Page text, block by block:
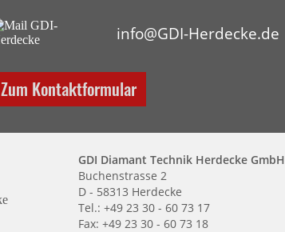
info@GDI-Herdecke.de
Zum Kontaktformular
GDI Diamant Technik Herdecke GmbH
Buchenstrasse 2
D - 58313 Herdecke
Tel.: +49 23 30 - 60 73 17
Fax: +49 23 30 - 60 73 18